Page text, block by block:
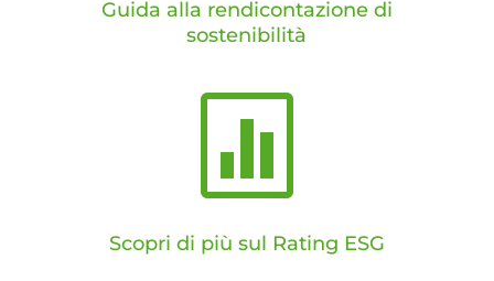
Guida alla rendicontazione di
sostenibilità

Scopri di più sul Rating ESG